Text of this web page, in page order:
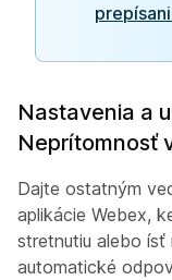
Nastavenia a
Neprítomnosť
Dajte ostatným
aplikácie Webex,
stretnutiu alebo
automatické